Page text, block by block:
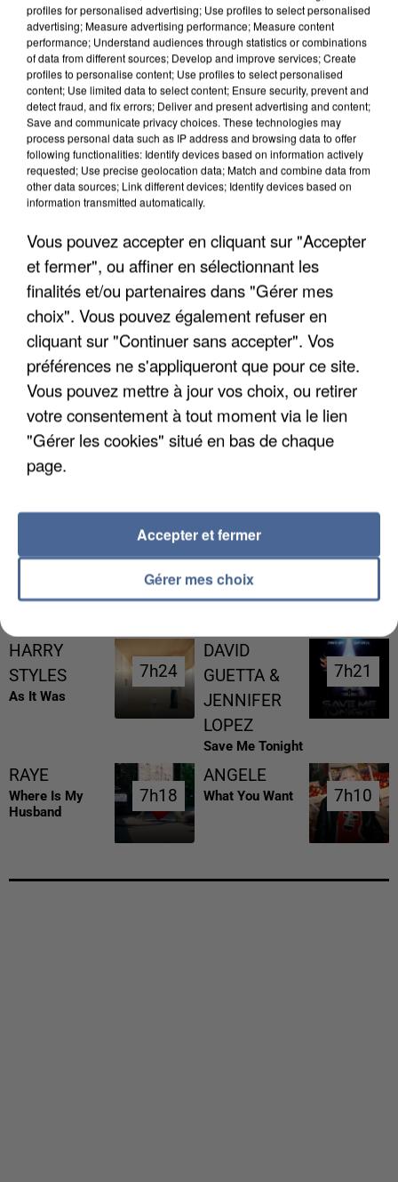
APRÈS TOUTES CES CANICULES, LES REFUGES
DE FAUNE SAUVAGE SONT...
RÉCEMMENT DIFFUSÉ
HARRY
STYLES
As It Was
7h24
7h24
DAVID
GUETTA &
JENNIFER
LOPEZ
Save Me Tonight
7h21
7h21
RAYE
Where Is My
Husband
7h18
7h18
ANGELE
What You Want 7h10
7h10
profiles for personalised advertising; Use profiles to select personalised
advertising; Measure advertising performance; Measure content
performance; Understand audiences through statistics or combinations
of data from different sources; Develop and improve services; Create
profiles to personalise content; Use profiles to select personalised
content; Use limited data to select content; Ensure security, prevent and
detect fraud, and fix errors; Deliver and present advertising and content;
Save and communicate privacy choices. These technologies may
process personal data such as IP address and browsing data to offer
following functionalities: Identify devices based on information actively
requested; Use precise geolocation data; Match and combine data from
other data sources; Link different devices; Identify devices based on
information transmitted automatically.
Vous pouvez accepter en cliquant sur "Accepter
et fermer", ou affiner en sélectionnant les
finalités et/ou partenaires dans "Gérer mes
choix". Vous pouvez également refuser en
cliquant sur "Continuer sans accepter". Vos
préférences ne s'appliqueront que pour ce site.
Vous pouvez mettre à jour vos choix, ou retirer
votre consentement à tout moment via le lien
"Gérer les cookies" situé en bas de chaque
page.
Gérer mes choix
Accepter et fermer